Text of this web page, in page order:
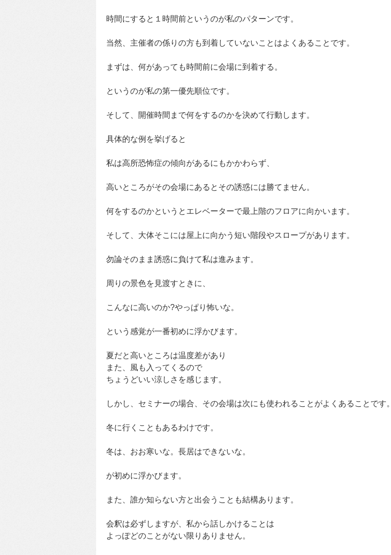
時間にすると１時間前というのが私のパターンです。
当然、主催者の係りの方も到着していないことはよくあることです。
まずは、何があっても時間前に会場に到着する。
というのが私の第一優先順位です。
そして、開催時間まで何をするのかを決めて行動します。
具体的な例を挙げると
私は高所恐怖症の傾向があるにもかかわらず、
高いところがその会場にあるとその誘惑には勝てません。
何をするのかというとエレベーターで最上階のフロアに向かいます。
そして、大体そこには屋上に向かう短い階段やスロープがあります。
勿論そのまま誘惑に負けて私は進みます。
周りの景色を見渡すときに、
こんなに高いのか?やっぱり怖いな。
という感覚が一番初めに浮かびます。
夏だと高いところは温度差があり
また、風も入ってくるので
ちょうどいい涼しさを感じます。
しかし、セミナーの場合、その会場は次にも使われることがよくあることです。
冬に行くこともあるわけです。
冬は、おお寒いな。長居はできないな。
が初めに浮かびます。
また、誰か知らない方と出会うことも結構あります。
会釈は必ずしますが、私から話しかけることは
よっぽどのことがない限りありません。